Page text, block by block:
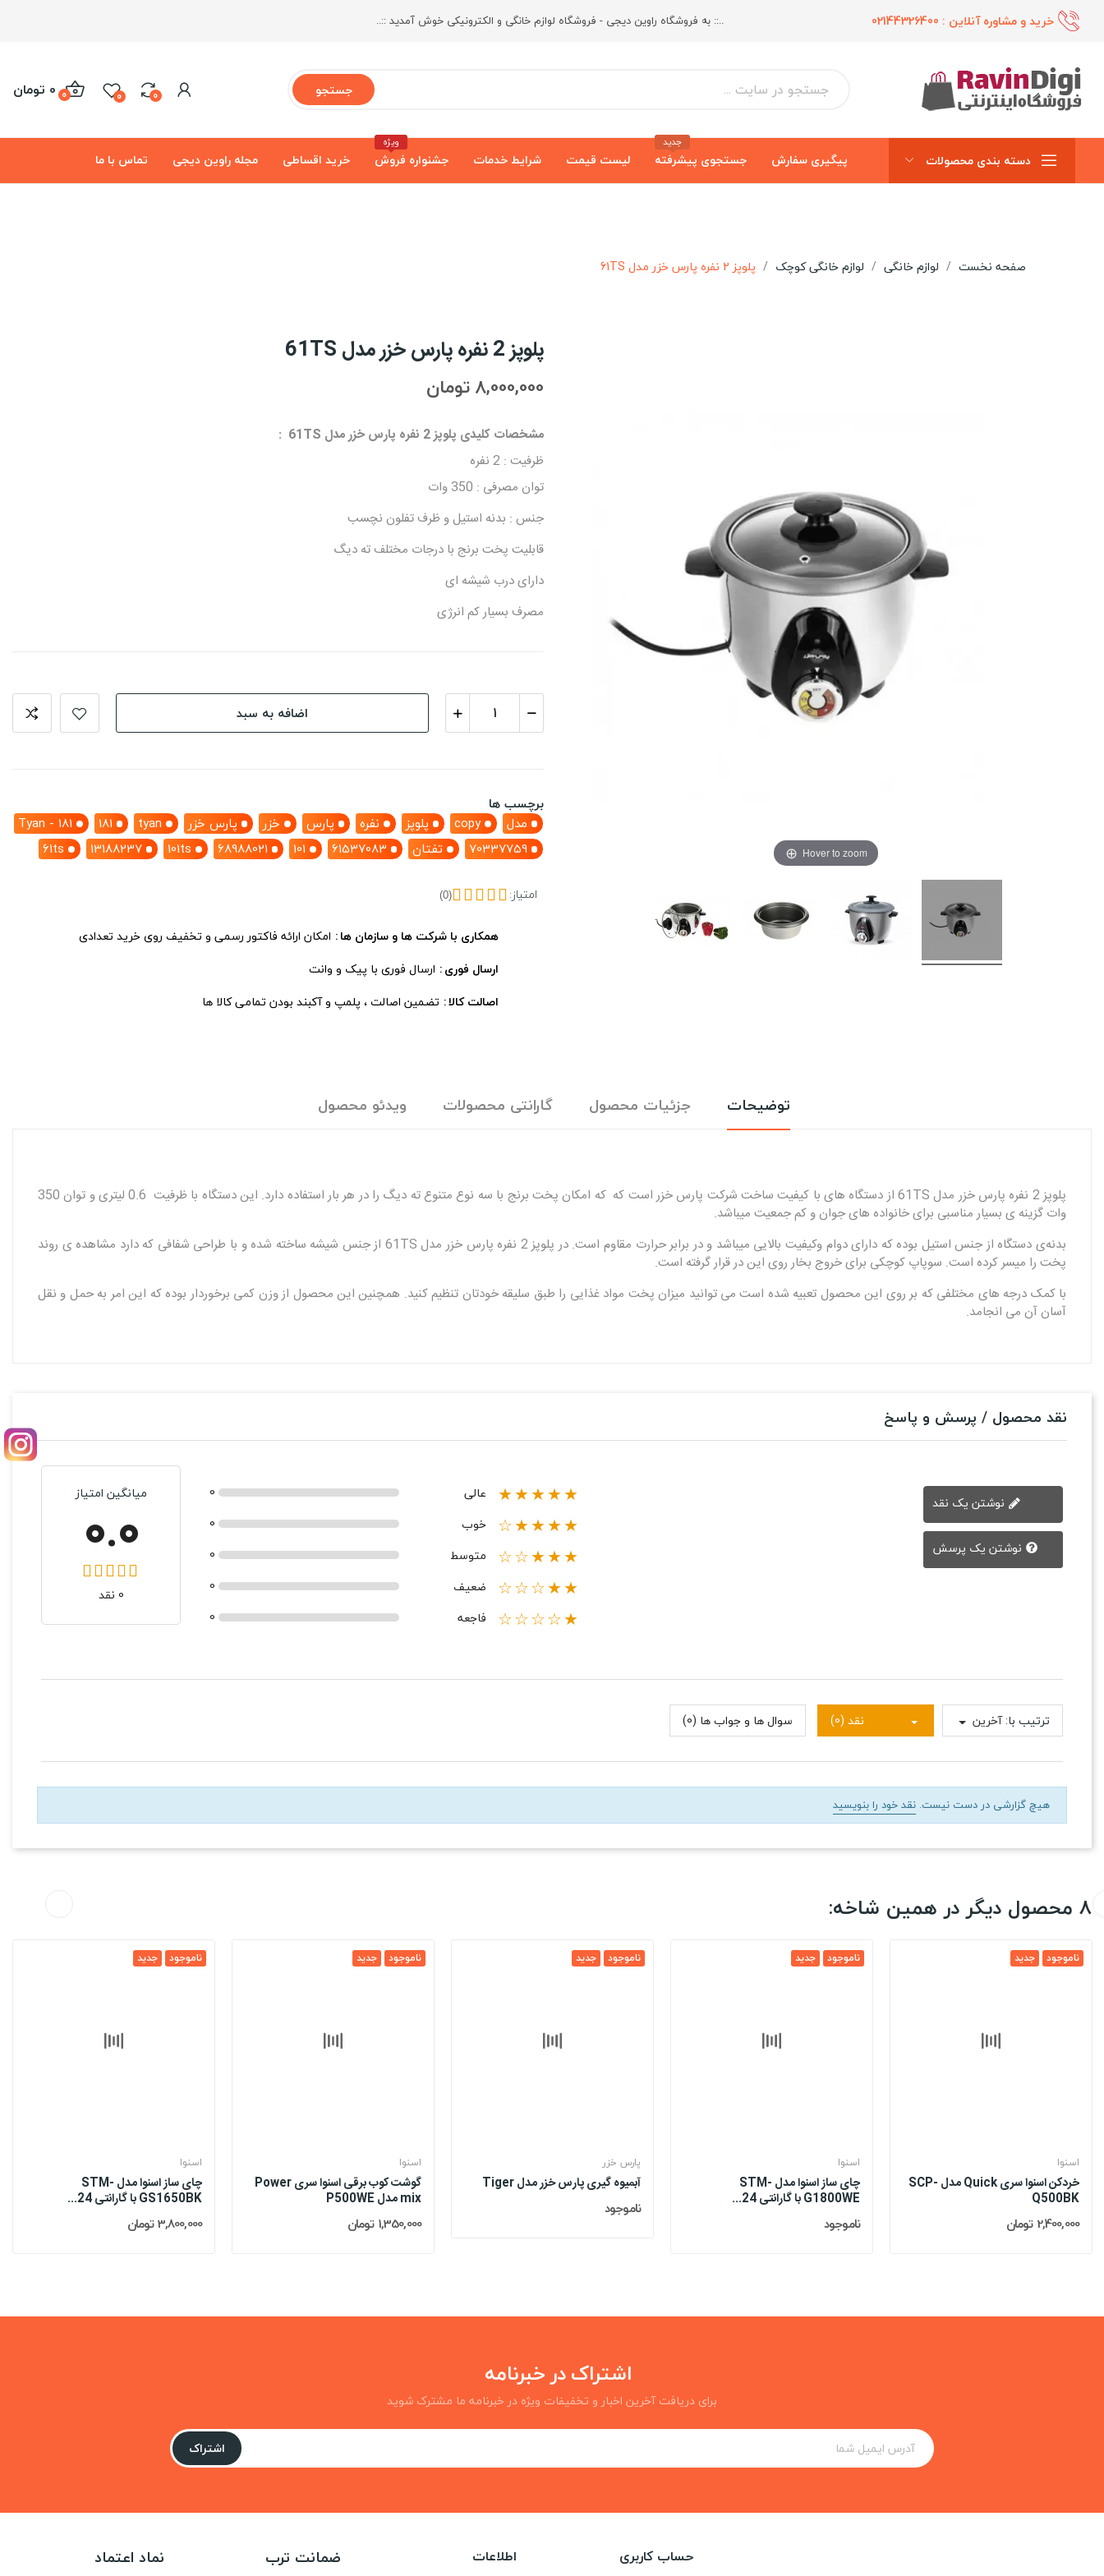
خرید و مشاوره آنلاین : 02144326400 ..:: به فروشگاه راوین دیجی - فروشگاه لوازم خانگی و الکترونیکی خوش آمدید ::..
جستجو 0
0 0 تومان 0
دسته بندی محصولات پیگیری سفارش جستجوی پیشرفته
جدید
لیست قیمت شرایط خدمات جشنواره فروش
ویژه
خرید اقساطی مجله راوین دیجی تماس با ما
صفحه نخست لوازم خانگی لوازم خانگی کوچک پلوپز 2 نفره پارس خزر مدل 61TS
Hover to zoom
پلوپز 2 نفره پارس خزر مدل 61TS
8,000,000 تومان
مشخصات کلیدی پلوپز 2 نفره پارس خزر مدل 61TS :
ظرفیت : 2 نفره
توان مصرفی : 350 وات
جنس : بدنه استیل و ظرف تفلون نچسب
قابلیت پخت برنج با درجات مختلف ته دیگ
دارای درب شیشه ای
مصرف بسیار کم انرژی
اضافه به سبد
برچسب ها
مدل
copy پلوپز نفره پارس خزر پارس خزر tyan
181
Tyan - 181
70337759
تفتان 61537083
101
68988021
101ts
13188237
61ts
امتیاز: (0)
همکاری با شرکت ها و سازمان ها امکان ارائه فاکتور رسمی و تخفیف روی خرید تعدادی
ارسال فوری ارسال فوری با پیک و وانت
اصالت کالا تضمین اصالت ، پلمپ و آکبند بودن تمامی کالا ها
توضیحات جزئیات محصول گارانتی محصولات ویدئو محصول
پلوپز 2 نفره پارس خزر مدل 61TS از دستگاه های با کیفیت ساخت شرکت پارس خزر است که که امکان پخت برنج با سه نوع متنوع ته ديگ را در هر بار استفاده دارد. این دستگاه با ظرفیت 0.6 لیتری و توان 350
وات گزینه ی بسیار مناسبی برای خانواده های جوان و کم جمعیت میباشد.
بدنه‌ی دستگاه از جنس استيل بوده که دارای دوام وکیفیت بالایی میباشد و در برابر حرارت مقاوم است. در پلوپز 2 نفره پارس خزر مدل 61TS از جنس شیشه ساخته شده و با طراحی شفافی که دارد مشاهده‌ ی روند
پخت را میسر کرده است. سوپاپ کوچکی برای خروج بخار روی این در قرار گرفته است.
با کمک درجه های مختلفی که بر روی این محصول تعبیه شده است می توانید میزان پخت مواد غذایی را طبق سلیقه خودتان تنظیم کنید. همچنین این محصول از وزن کمی برخوردار بوده که این امر به حمل و نقل
آسان آن می انجامد.
نقد محصول / پرسش و پاسخ
میانگین امتیاز
0.0
0 نقد
★★★★★ عالی 0
★★★★☆ خوب 0
★★★☆☆ متوسط 0
★★☆☆☆ ضعیف 0
★☆☆☆☆ فاجعه 0
نوشتن یک پرسش
نقد (0) سوال ها و جواب ها (0) ترتیب با:آخرین
هیچ گزارشی در دست نیست. نقد خود را بنویسید
8 محصول دیگر در همین شاخه:
جدید ناموجود
اسنوا
چای ساز اسنوا مدل STM-
GS1650BK با گارانتی 24...
3,800,000 تومان
جدید ناموجود
اسنوا
گوشت کوب برقی اسنوا سری Power
mix مدل P500WE
1,350,000 تومان
جدید ناموجود
پارس خزر
آبمیوه گیری پارس خزر مدل Tiger
ناموجود
جدید ناموجود
اسنوا
چای ساز اسنوا مدل STM-
G1800WE با گارانتی 24...
ناموجود
جدید ناموجود
اسنوا
خردکن اسنوا سری Quick مدل SCP-
Q500BK
2,400,000 تومان
اشتراک در خبرنامه
برای دریافت آخرین اخبار و تخفیفات ویژه در خبرنامه ما مشترک شوید
اشتراک
حساب کاربری اطلاعات ضمانت ترب نماد اعتماد